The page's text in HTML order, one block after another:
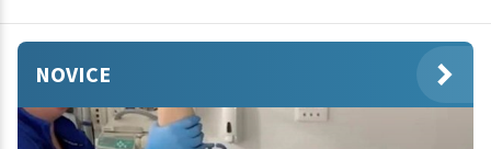
NOVICE